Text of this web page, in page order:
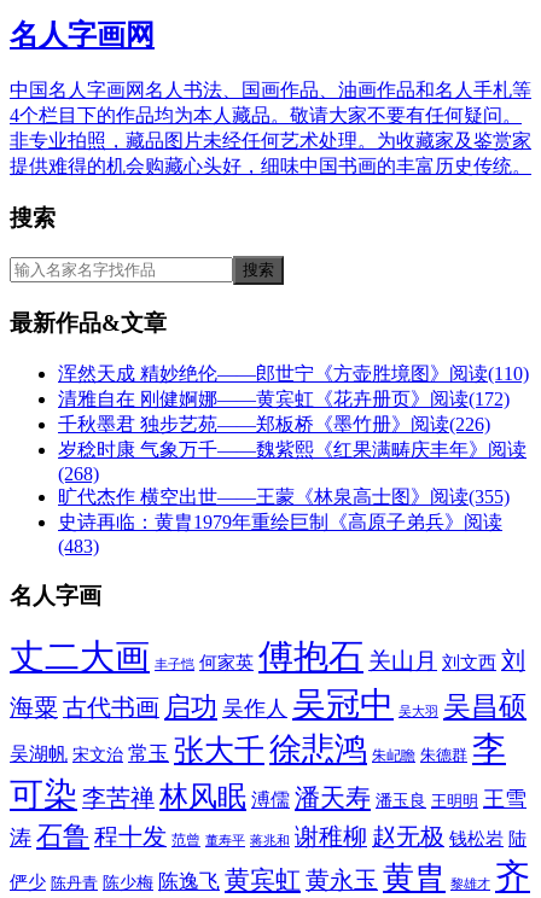
名人字画网
中国名人字画网名人书法、国画作品、油画作品和名人手札等
4个栏目下的作品均为本人藏品。敬请大家不要有任何疑问。
非专业拍照，藏品图片未经任何艺术处理。为收藏家及鉴赏家
提供难得的机会购藏心头好，细味中国书画的丰富历史传统。
搜索
最新作品&文章
浑然天成 精妙绝伦——郎世宁《方壶胜境图》 阅读(110)
清雅自在 刚健婀娜——黄宾虹《花卉册页》 阅读(172)
千秋墨君 独步艺苑——郑板桥《墨竹册》 阅读(226)
岁稔时康 气象万千——魏紫熙《红果满畴庆丰年》 阅读
(268)
旷代杰作 横空出世——王蒙《林泉高士图》 阅读(355)
史诗再临：黄胄1979年重绘巨制《高原子弟兵》 阅读
(483)
名人字画
丈二大画 丰子恺 何家英 傅抱石 关山月 刘文西 刘
海粟 古代书画 启功 吴作人 吴冠中 吴大羽 吴昌硕
吴湖帆 宋文治 常玉 张大千徐悲鸿 朱屺瞻 朱德群 李
可染 李苦禅林风眠 溥儒 潘天寿 潘玉良 王明明 王雪
涛 石鲁 程十发 范曾 董寿平 蒋兆和 谢稚柳 赵无极 钱松岩 陆
俨少 陈丹青 陈少梅 陈逸飞 黄宾虹 黄永玉 黄胄 黎雄才 齐